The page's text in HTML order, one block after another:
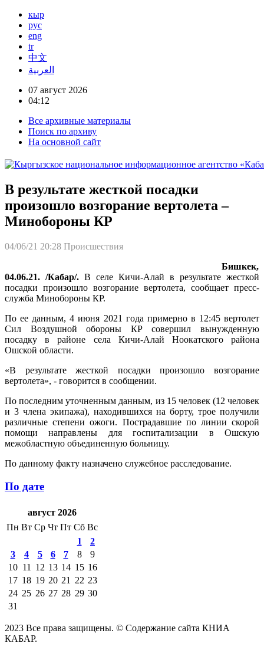
кыр
рус
eng
tr
中文
العربية
07 август 2026
04:12
Все архивные материалы
Поиск по архиву
На основной сайт
В результате жесткой посадки
произошло возгорание вертолета –
Минобороны КР
04/06/21 20:28 Происшествия
Бишкек,
04.06.21. /Кабар/. В селе Кичи-Алай в результате жесткой
посадки произошло возгорание вертолета, сообщает пресс-
служба Минобороны КР.
По ее данным, 4 июня 2021 года примерно в 12:45 вертолет
Сил Воздушной обороны КР совершил вынужденную
посадку в районе села Кичи-Алай Ноокатского района
Ошской области.
«В результате жесткой посадки произошло возгорание
вертолета», - говорится в сообщении.
По последним уточненным данным, из 15 человек (12 человек
и 3 члена экипажа), находившихся на борту, трое получили
различные степени ожоги. Пострадавшие по линии скорой
помощи направлены для госпитализации в Ошскую
межобластную объединенную больницу.
По данному факту назначено служебное расследование.
По дате
август 2026
Пн Вт Ср Чт Пт Сб Вс
1
2
3
4 5 6 7 8
9
10 11 12 13 14 15 16
17 18 19 20 21 22 23
24 25 26 27 28 29 30
31
2023 Все права защищены. © Содержание сайта КНИА
КАБАР.